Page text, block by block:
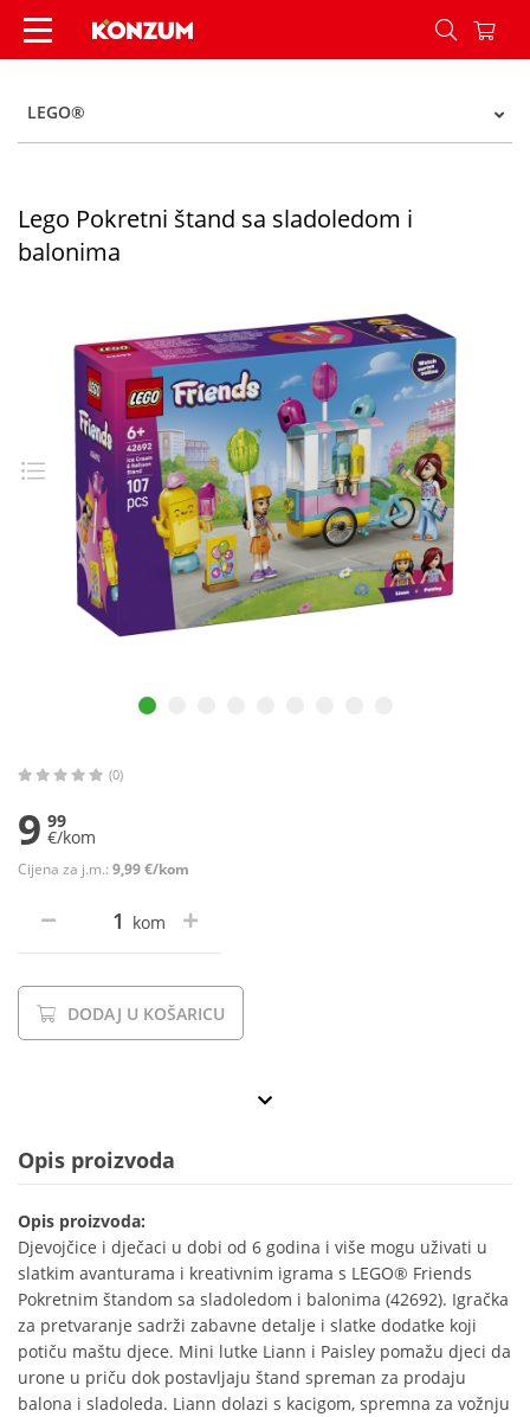
Lego Pokretni štand sa sladoledom i balonima -
LEGO®
Lego Pokretni štand sa sladoledom i
balonima
(0)
9 99
€/kom
Cijena za j.m.: 9,99 €/kom
kom
DODAJ U KOŠARICU
Opis proizvoda
Opis proizvoda:
Djevojčice i dječaci u dobi od 6 godina i više mogu uživati u
slatkim avanturama i kreativnim igrama s LEGO® Friends
Pokretnim štandom sa sladoledom i balonima (42692). Igračka
za pretvaranje sadrži zabavne detalje i slatke dodatke koji
potiču maštu djece. Mini lutke Liann i Paisley pomažu djeci da
urone u priču dok postavljaju štand spreman za prodaju
balona i sladoleda. Liann dolazi s kacigom, spremna za vožnju